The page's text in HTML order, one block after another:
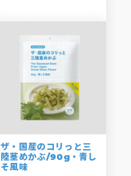
ザ・国産のコリっと三
陸茎めかぶ/90g・青し
そ風味